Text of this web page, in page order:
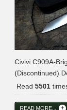
Civivi C909A-
(Discontinued)
Read 5501
READ MORE...